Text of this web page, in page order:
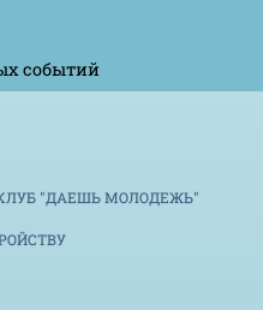
событий
"ДАЕШЬ МОЛОДЕЖЬ"